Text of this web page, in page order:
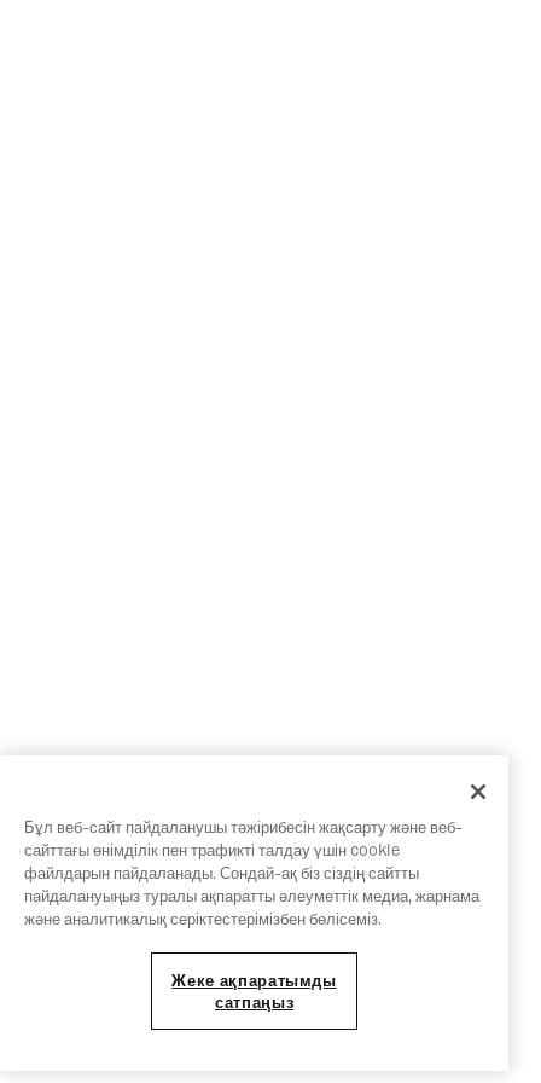
Бұл веб-сайт пайдаланушы тәжірибесін жақсарту және веб-
сайттағы өнімділік пен трафикті талдау үшін cookie
файлдарын пайдаланады. Сондай-ақ біз сіздің сайтты
пайдалануыңыз туралы ақпаратты әлеуметтік медиа, жарнама
және аналитикалық серіктестерімізбен бөлісеміз.
Жеке ақпаратымды
сатпаңыз